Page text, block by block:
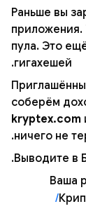
Раньше вы
приложения.
пула. Это
гигахешей.
соберём
kryptex.com
ничего не
Выводите в
Ваша